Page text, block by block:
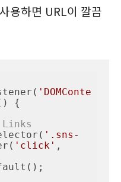
용하면 URL이 깔끔
'DOMConte
) {
'.sns-
'click'